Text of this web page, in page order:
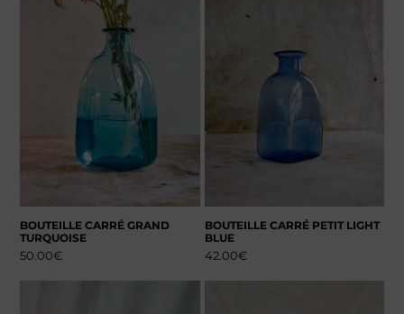
BOUTEILLE CARRÉ GRAND
TURQUOISE
50.00€
BOUTEILLE CARRÉ PETIT LIGHT
BLUE
42.00€